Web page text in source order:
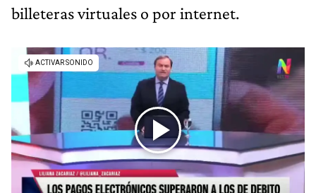
billeteras virtuales o por internet.